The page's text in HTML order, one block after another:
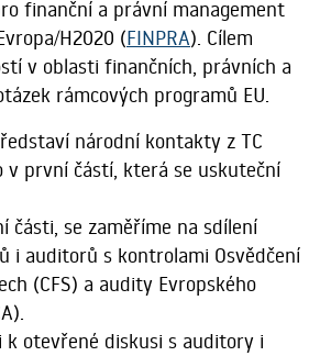
finanční a právní management
H2020 (FINPRA). Cílem
v oblasti finančních, právních a
rámcových programů EU.
národní kontakty z TC
v první částí, která se uskuteční
části, se zaměříme na sdílení
i auditorů s kontrolami Osvědčení
(CFS) a audity Evropského
otevřené diskusi s auditory i